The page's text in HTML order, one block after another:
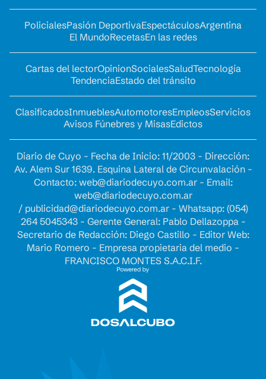
PolicialesPasión DeportivaEspectáculosArgentina
El MundoRecetasEn las redes
Cartas del lectorOpinionSocialesSaludTecnología
TendenciaEstado del tránsito
ClasificadosInmueblesAutomotoresEmpleosServicios
Avisos Fúnebres y MisasEdictos
Diario de Cuyo - Fecha de Inicio: 11/2003 - Dirección:
Av. Alem Sur 1639. Esquina Lateral de Circunvalación -
Contacto: web@diariodecuyo.com.ar- Email:
web@diariodecuyo.com.ar
/ publicidad@diariodecuyo.com.ar- Whatsapp: (054)
264 5045343 - Gerente General: Pablo Dellazoppa -
Secretario de Redacción: Diego Castillo - Editor Web:
Mario Romero - Empresa propietaria del medio -
FRANCISCO MONTES S.A.C.I.F.